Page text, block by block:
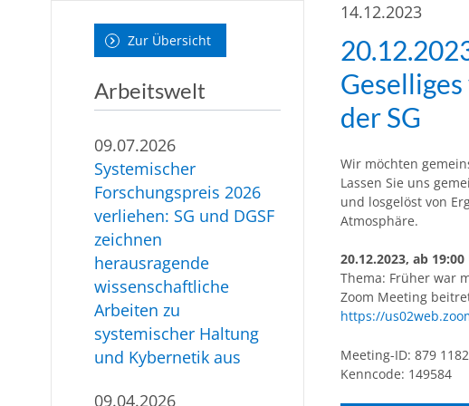
Zur Übersicht
Arbeitswelt
09.07.2026
Systemischer
Forschungspreis 2026
verliehen: SG und DGSF
zeichnen
herausragende
wissenschaftliche
Arbeiten zu
systemischer Haltung
und Kybernetik aus
09.04.2026
14.12.2023
der SG
Wir möchten
Lassen Sie uns
und losgelöst von
Atmosphäre.
20.12.2023, ab 19:00
Thema: Früher war
Zoom Meeting
https://
Meeting-ID: 879
Kenncode: 149584